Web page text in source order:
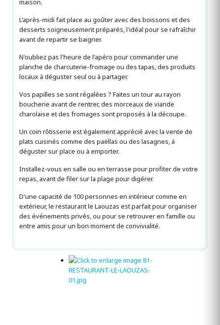
L'après-midi fait place au goûter avec des boissons et des
desserts soigneusement préparés, l'idéal pour se rafraîchir
avant de repartir se baigner.
N'oubliez pas l'heure de l'apéro pour commander une
planche de charcuterie-fromage ou des tapas, des produits
locaux à déguster seul ou à partager.
Vos papilles se sont régalées ? Faites un tour au rayon
boucherie avant de rentrer, des morceaux de viande
charolaise et des fromages sont proposés à la découpe.
Un coin rôtisserie est également apprécié avec la vente de
plats cuisinés comme des paëllas ou des lasagnes, à
déguster sur place ou à emporter.
Installez-vous en salle ou en terrasse pour profiter de votre
repas, avant de filer sur la plage pour digérer.
D'une capacité de 100 personnes en intérieur comme en
extérieur, le restaurant le Laouzas est parfait pour organiser
des événements privés, ou pour se retrouver en famille ou
entre amis pour un bon moment de convivialité.